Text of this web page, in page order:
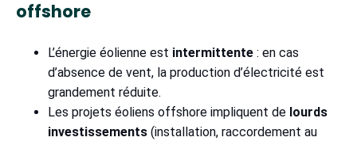
offshore
L’énergie éolienne est intermittente : en cas
d’absence de vent, la production d’électricité est
grandement réduite.
Les projets éoliens offshore impliquent de lourds
investissements (installation, raccordement au